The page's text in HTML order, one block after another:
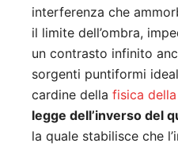
interferenza che
il limite dell’ombra,
un contrasto infinito
sorgenti puntiformi
cardine della fisica
legge dell’inverso del
la quale stabilisce che